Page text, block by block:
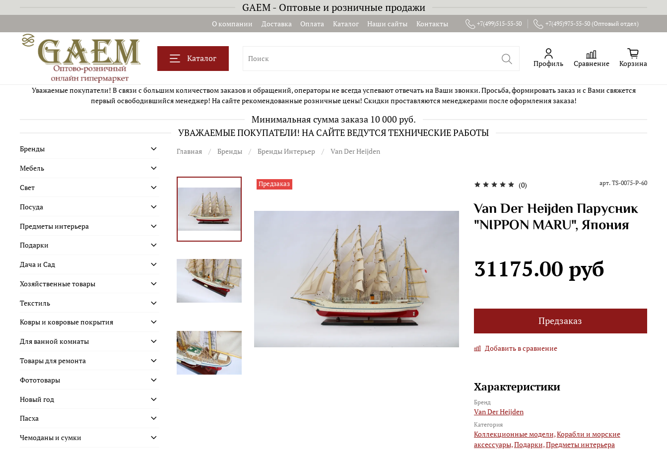
GAEM - Оптовые и розничные продажи
О компании Доставка Оплата Каталог Наши сайты Контакты +7(499)515-55-50 +7(495)975-55-50 (Оптовый отдел)
Каталог Профиль Сравнение Корзина
Уважаемые покупатели! В связи с большим количеством заказов и обращений, операторы не всегда успевают отвечать на Ваши звонки. Просьба, формировать заказ и с Вами свяжется
первый освободившийся менеджер! На сайте рекомендованные розничные цены! Скидки проставляются менеджерами после оформления заказа!
Минимальная сумма заказа 10 000 руб.
УВАЖАЕМЫЕ ПОКУПАТЕЛИ! НА САЙТЕ ВЕДУТСЯ ТЕХНИЧЕСКИЕ РАБОТЫ
Главная Бренды Бренды Интерьер Van Der Heijden
Предзаказ (0) арт. TS-0075-P-60
Van Der Heijden Парусник
"NIPPON MARU", Япония
31175.00 руб
Предзаказ
Добавить в сравнение
Характеристики
Бренд
Van Der Heijden
Категория
Коллекционные модели,Корабли и морские
аксессуары,Подарки,Предметы интерьера
Бренды
Мебель
Свет
Посуда
Предметы интерьера
Подарки
Дача и Сад
Хозяйственные товары
Текстиль
Ковры и ковровые покрытия
Для ванной комнаты
Товары для ремонта
Фототовары
Новый год
Пасха
Чемоданы и сумки